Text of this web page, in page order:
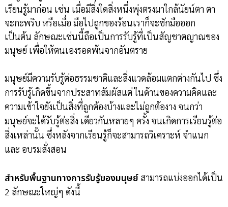
เรียนรู้มาก่อน เช่น เมื่อมีสิ่งใดสิ่งหนึ่งพุ่งตรงมาใกล้นัยน์ตา ตา
จะกะพริบ หรือเมื่อ มือไปถูกของร้อนเราก็จะชักมือออก
เป็นต้น ลักษณะเช่นนี้ถือเป็นการรับรู้ที่เป็นสัญชาตญาณของ
มนุษย์ เพื่อให้ตนเองรอดพ้นจากอันตราย
มนุษย์มีความรับรู้ต่อธรรมชาติและสิ่งแวดล้อมแตกต่างกันไป ซึ่ง
การรับรู้เกิดขึ้นจากประสาทสัมผัสแต่ ในด้านของความคิดและ
ความเข้าใจยังเป็นสิ่งที่ถูกต้องบ้างและไม่ถูกต้องาง จนกว่า
มนุษย์จะได้รับรู้ต่อสิ่ง เดียวกันหลายๆ ครั้ง จนเกิดการเรียนรู้ต่อ
สิ่งเหล่านั้น ซึ่งหลังจากเรียนรู้ก็จะสามารถวิเคราะห์ จำแนก
และ อบรมสั่งสอน
สำหรับพื้นฐานทางการรับรู้ของมนุษย์สามารถแบ่งออกได้เป็น
2 ลักษณะใหญ่ๆ ดังนี้